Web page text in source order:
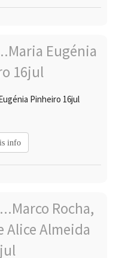
Pinheiro 16jul
info